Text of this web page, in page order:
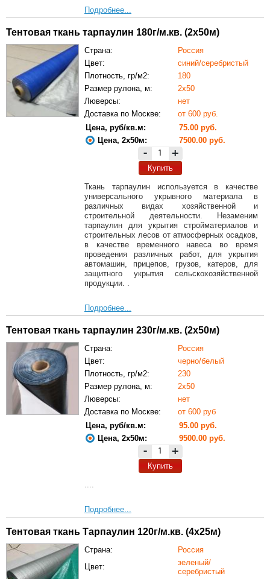
Подробнее...
Тентовая ткань тарпаулин 180г/м.кв. (2х50м)
Страна:
Россия
Цвет:
синий/серебристый
Плотность, гр/м2:
180
Размер рулона, м:
2х50
Люверсы:
нет
Доставка по Москве:
от 600 руб.
Цена, руб/кв.м:
75.00 руб.
Цена, 2х50м:
7500.00 руб.
- +
Купить
Ткань тарпаулин используется в качестве
универсального укрывного материала в
различных видах хозяйственной и
строительной деятельности. Незаменим
тарпаулин для укрытия стройматериалов и
строительных лесов от атмосферных осадков,
в качестве временного навеса во время
проведения различных работ, для укрытия
автомашин, прицепов, грузов, катеров, для
защитного укрытия сельскохозяйственной
продукции. .
Подробнее...
Тентовая ткань тарпаулин 230г/м.кв. (2х50м)
Страна:
Россия
Цвет:
черно/белый
Плотность, гр/м2:
230
Размер рулона, м:
2х50
Люверсы:
нет
Доставка по Москве:
от 600 руб
Цена, руб/кв.м:
95.00 руб.
Цена, 2х50м:
9500.00 руб.
- +
Купить
....
Подробнее...
Тентовая ткань Тарпаулин 120г/м.кв. (4х25м)
Страна:
Россия
Цвет:
зеленый/
серебристый